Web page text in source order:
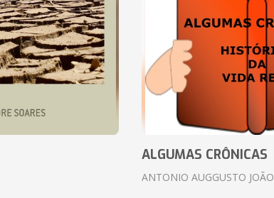
ALGUMAS CRÔNICAS
ANTONIO AUGGUSTO JOÃO